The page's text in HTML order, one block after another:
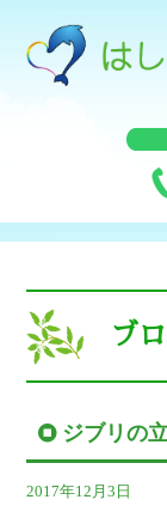
ブ
ジブリの
2017年12月3日